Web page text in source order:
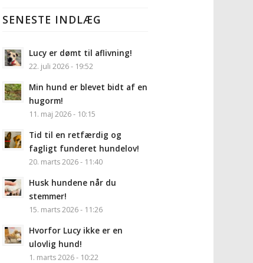
SENESTE INDLÆG
Lucy er dømt til aflivning!
22. juli 2026 - 19:52
Min hund er blevet bidt af en
hugorm!
11. maj 2026 - 10:15
Tid til en retfærdig og
fagligt funderet hundelov!
20. marts 2026 - 11:40
Husk hundene når du
stemmer!
15. marts 2026 - 11:26
Hvorfor Lucy ikke er en
ulovlig hund!
1. marts 2026 - 10:22